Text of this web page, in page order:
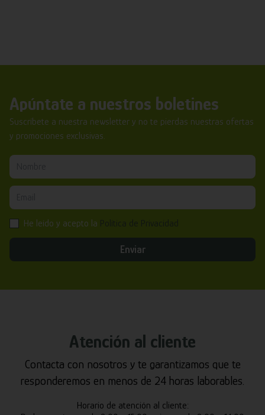
Apúntate a nuestros boletines
Suscríbete a nuestra newsletter y no te pierdas nuestras ofertas
y promociones exclusivas.
He leído y acepto la
Enviar
Atención al cliente
Contacta con nosotros y te garantizamos que te
responderemos en menos de 24 horas laborables.
Horario de atención al cliente: